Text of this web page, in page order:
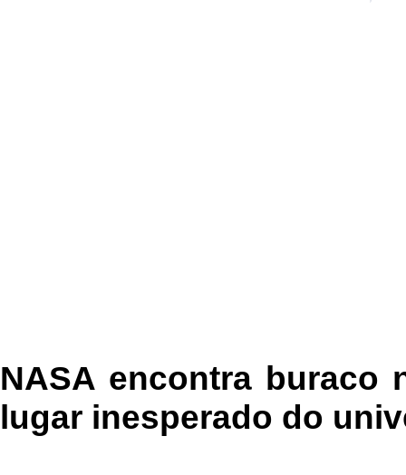
NASA encontra buraco
lugar inesperado do